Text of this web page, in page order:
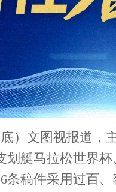
）文图视报道，
艇马拉松世界
条稿件采用过百